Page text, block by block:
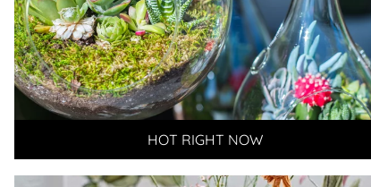
HOT RIGHT NOW